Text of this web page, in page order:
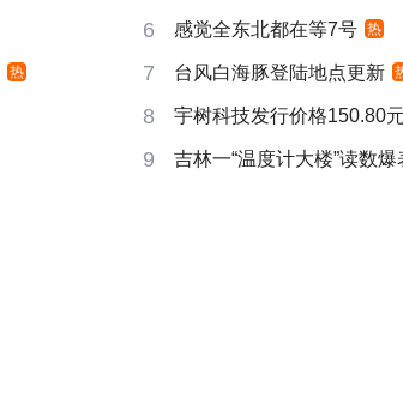
6 感觉全东北都在等7号 热
热 7 台风白海豚登陆地点更新
8 宇树科技发行价格150.80
9 吉林一“温度计大楼”读数爆